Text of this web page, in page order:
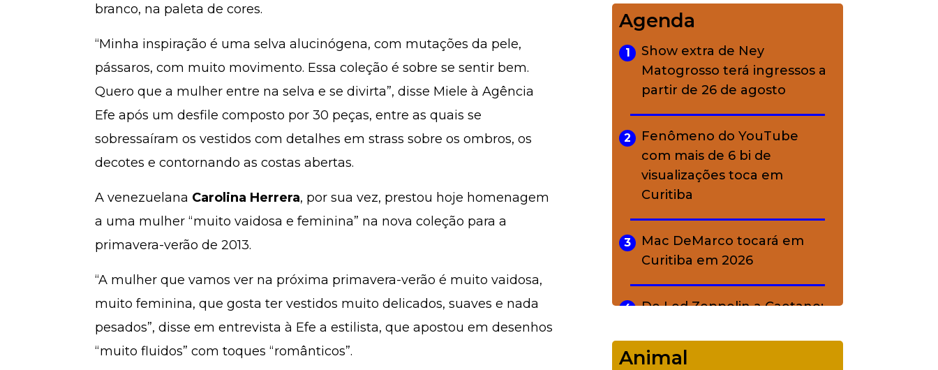
branco, na paleta de cores.
“Minha inspiração é uma selva alucinógena, com mutações da pele,
pássaros, com muito movimento. Essa coleção é sobre se sentir bem.
Quero que a mulher entre na selva e se divirta”, disse Miele à Agência
Efe após um desfile composto por 30 peças, entre as quais se
sobressaíram os vestidos com detalhes em strass sobre os ombros, os
decotes e contornando as costas abertas.
A venezuelana Carolina Herrera, por sua vez, prestou hoje homenagem
a uma mulher “muito vaidosa e feminina” na nova coleção para a
primavera-verão de 2013.
“A mulher que vamos ver na próxima primavera-verão é muito vaidosa,
muito feminina, que gosta ter vestidos muito delicados, suaves e nada
pesados”, disse em entrevista à Efe a estilista, que apostou em desenhos
“muito fluidos” com toques “românticos”.
charme rústico que
conquistou o luxo
A ciência por trás da
skincare: a função de cada
ativo
Agenda
1
Show extra de Ney
Matogrosso terá ingressos a
partir de 26 de agosto
2
Fenômeno do YouTube
com mais de 6 bi de
visualizações toca em
Curitiba
3
Mac DeMarco tocará em
Curitiba em 2026
4
De Led Zeppelin a Caetano:
diverso a partir de R$ 17
Animal